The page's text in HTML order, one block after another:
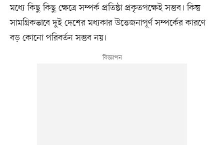
মধ্যে কিছু কিছু ক্ষেত্রে সম্পর্ক প্রতিষ্ঠা প্রকৃতপক্ষেই সম্ভব। কিন্তু
সামগ্রিকভাবে দুই দেশের মধ্যকার উত্তেজনাপূর্ণ সম্পর্কের কারণে
বড় কোনো পরিবর্তন সম্ভব নয়।